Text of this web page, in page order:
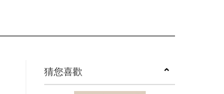
猜您喜歡